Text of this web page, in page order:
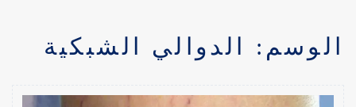
الوسم: الدوالي الشبكية